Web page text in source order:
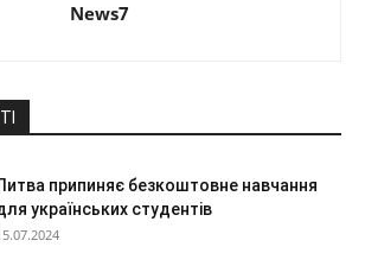
News7
припиняє безкоштовне навчання
українських студентів